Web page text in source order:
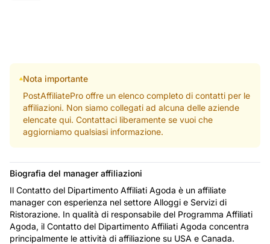
Nota importante
PostAffiliatePro offre un elenco completo di contatti per le
affiliazioni. Non siamo collegati ad alcuna delle aziende
elencate qui. Contattaci liberamente se vuoi che
aggiorniamo qualsiasi informazione.
Biografia del manager affiliazioni
Il Contatto del Dipartimento Affiliati Agoda è un affiliate
manager con esperienza nel settore Alloggi e Servizi di
Ristorazione. In qualità di responsabile del Programma Affiliati
Agoda, il Contatto del Dipartimento Affiliati Agoda concentra
principalmente le attività di affiliazione su USA e Canada.